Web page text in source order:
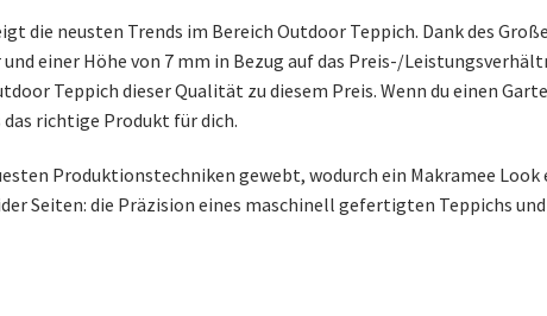
die neusten Trends im Bereich Outdoor Teppich. Dank des
einer Höhe von 7 mm in Bezug auf das Preis-/
Teppich dieser Qualität zu diesem Preis. Wenn du einen
richtige Produkt für dich.
Produktionstechniken gewebt, wodurch ein Makramee
Seiten: die Präzision eines maschinell gefertigten Teppichs